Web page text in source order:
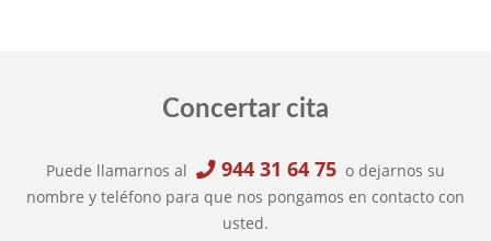
Concertar cita
Puede llamarnos al 944 31 64 75 o dejarnos su
nombre y teléfono para que nos pongamos en contacto con
usted.